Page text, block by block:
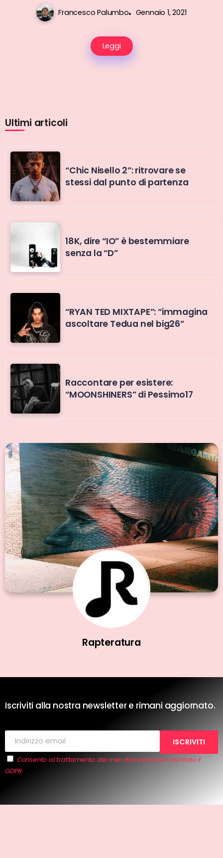
Francesco Palumbo Gennaio 1, 2021
Leggi
Ultimi articoli
“Chic Nisello 2”: ritrovare se
stessi dal punto di partenza
18K, dire “IO” è bestemmiare
senza la “D”
“RYAN TED MIXTAPE”: “immagina
ascoltare Tedua nel big26”
Raccontare per esistere:
“MOONSHINERS” di Pessimo17
Rapteratura
Iscriviti alla nostra newsletter e rimani aggiornato.
Consento al trattamento dei miei dati personali secondo il
GDPR